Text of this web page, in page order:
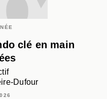
clé en main
Dufour